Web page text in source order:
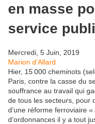
en masse
service
Mercredi, 5 Juin, 2019
Marion d'Allard
Hier, 15 000 cheminots
Paris, contre la casse du
souffrance au travail qui
de tous les secteurs, pour
d’une réforme ferroviaire «
d’ordonnances il y a tout